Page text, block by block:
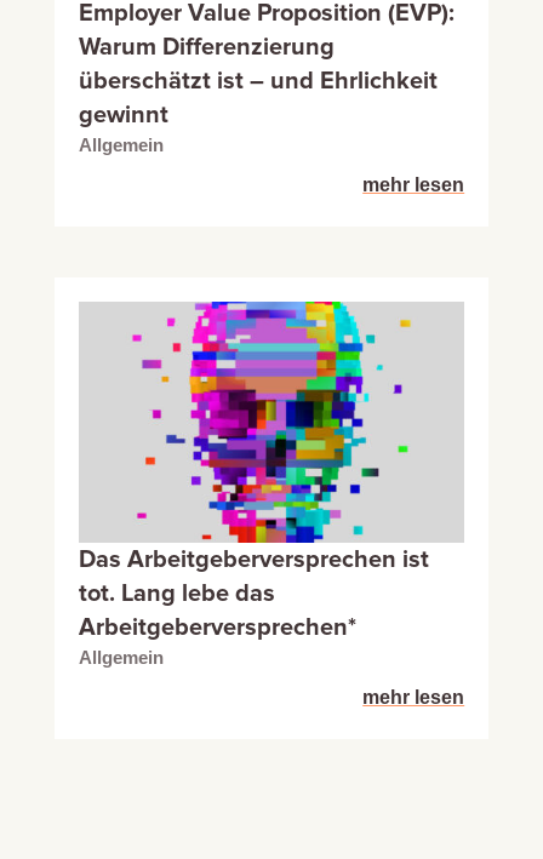
Employer Value Proposition (EVP):
Warum Differenzierung
überschätzt ist – und Ehrlichkeit
gewinnt
Allgemein
mehr lesen
Das Arbeitgeberversprechen ist
tot. Lang lebe das
Arbeitgeberversprechen*
Allgemein
mehr lesen